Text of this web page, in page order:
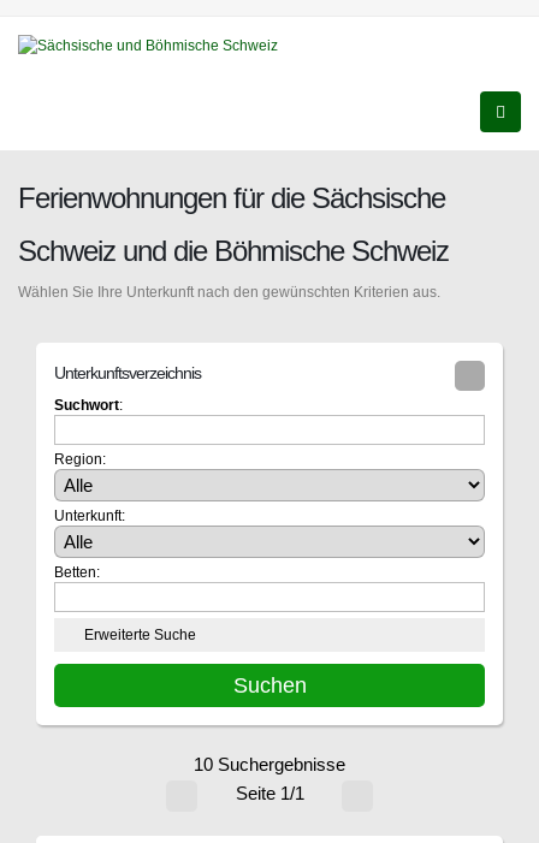
Ferienwohnungen für die Sächsische
Schweiz und die Böhmische Schweiz
Wählen Sie Ihre Unterkunft nach den gewünschten Kriterien aus.
Unterkunftsverzeichnis
Suchwort:
Region:
Unterkunft:
Betten:
Erweiterte Suche
10 Suchergebnisse
Seite 1/1